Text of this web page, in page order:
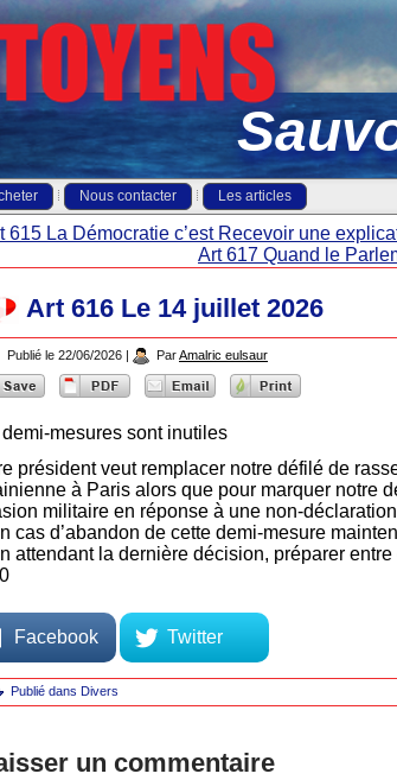
Nous contacter Les articles
615 La Démocratie c’est Recevoir une
Art 617 Quand le
Art 616 Le 14 juillet 2026
Publié le 22/06/2026 | ParAmalric eulsaur
demi-mesures sont inutiles
président veut remplacer notre défilé de
à Paris alors que pour marquer notre
militaire en réponse à une non-
cas d’abandon de cette demi-mesure
attendant la dernière décision, préparer
Facebook Twitter
Publié dans Divers
un commentaire